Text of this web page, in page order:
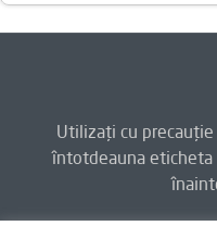
Utilizați cu
întotdeauna